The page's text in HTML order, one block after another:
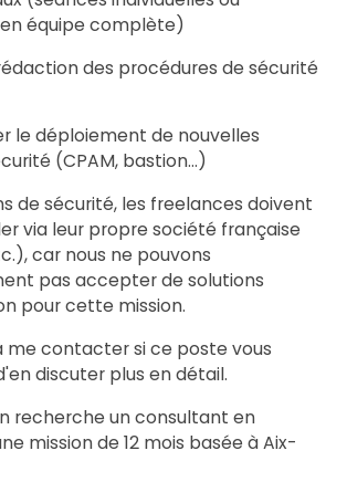
équipe complète)
des procédures de sécurité
le déploiement de nouvelles
(CPAM, bastion...)
de sécurité, les freelances doivent
via leur propre société française
car nous ne pouvons
pas accepter de solutions
pour cette mission.
me contacter si ce poste vous
discuter plus en détail.
recherche un consultant en
mission de 12 mois basée à Aix-